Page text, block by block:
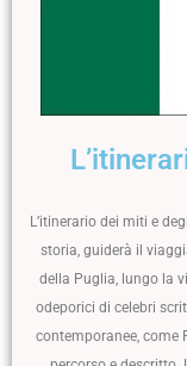
L’itinerario dei miti e
storia, guiderà il
della Puglia, lungo la
odeporici di celebri
contemporanee, come